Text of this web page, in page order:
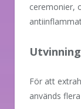
ceremonier,
För att
används